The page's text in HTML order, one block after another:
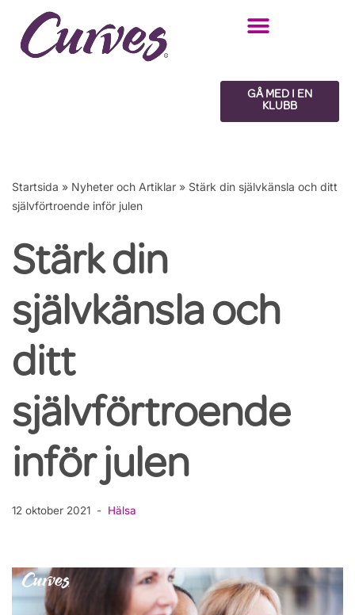
Hoppa
GÅ MED I EN
KLUBB
Startsida » Nyheter och Artiklar » Stärk din självkänsla och ditt
självförtroende inför julen
Stärk din
självkänsla och
ditt
självförtroende
inför julen
12 oktober 2021 Hälsa